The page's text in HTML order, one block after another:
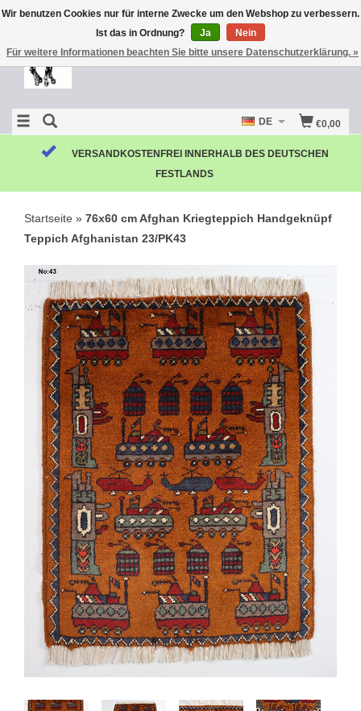
€0,00
DE
KOSTENLOSE RÜCKSENDUNG
Teppich Afghanistan 23/PK43
Wir benutzen Cookies nur für interne Zwecke um den Webshop zu verbessern.
Ist das in Ordnung?
Ja
Nein
Für weitere Informationen beachten Sie bitte unsere Datenschutzerklärung. »